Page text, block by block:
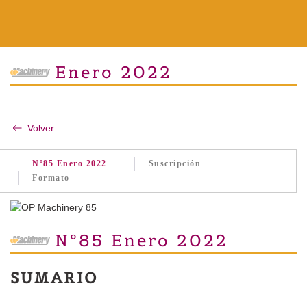
Enero 2022
Volver
Nº85 Enero 2022
Suscripción
Formato
Nº85 Enero 2022
SUMARIO